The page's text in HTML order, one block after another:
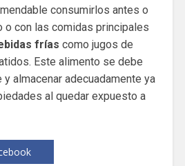
consumirlos antes o
o con las comidas principales
frías como jugos de
Este alimento se debe
almacenar adecuadamente ya
al quedar expuesto a